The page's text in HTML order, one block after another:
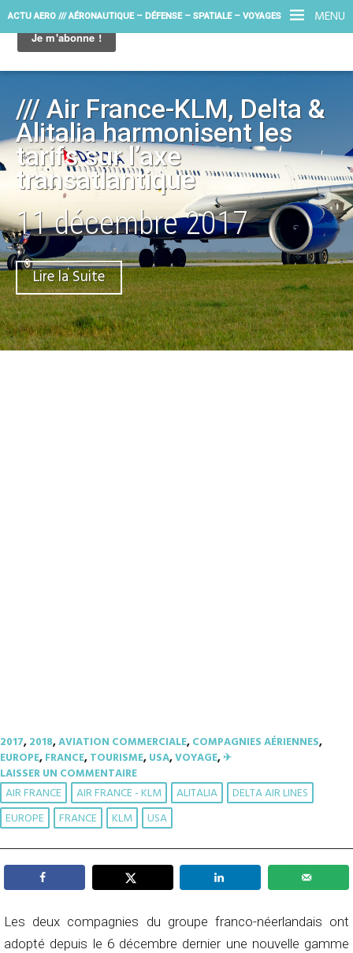
MENU
ACTU AERO /// AÉRONAUTIQUE – DÉFENSE – SPATIALE – VOYAGES
/// Air France-KLM, Delta &
Alitalia harmonisent les
tarifs sur l’axe
transatlantique
11 décembre 2017
Lire la Suite
2017,2018,AVIATION COMMERCIALE,COMPAGNIES AÉRIENNES,
EUROPE,FRANCE,TOURISME,USA,VOYAGE,✈︎
LAISSER UN COMMENTAIRE
AIR FRANCE AIR FRANCE - KLM ALITALIA
DELTA AIR LINES
EUROPE
FRANCE KLM USA
Les deux compagnies du groupe franco-néerlandais ont
adopté depuis le 6 décembre dernier une nouvelle gamme